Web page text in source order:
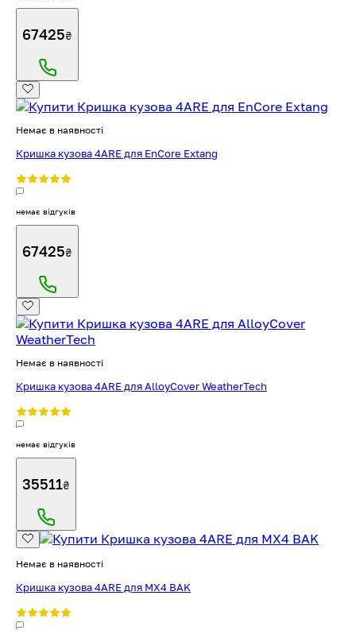
67425₴
Немає в наявності
Кришка кузова 4ARE для EnCore Extang
немає відгуків
67425₴
Немає в наявності
Кришка кузова 4ARE для AlloyCover WeatherTech
немає відгуків
35511₴
Немає в наявності
Кришка кузова 4ARE для MX4 BAK